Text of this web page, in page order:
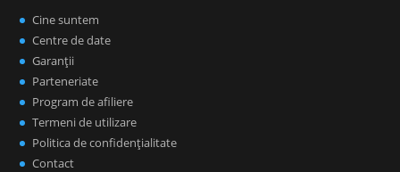
Cine suntem
Centre de date
Garanţii
Parteneriate
Program de afiliere
Termeni de utilizare
Politica de confidenţialitate
Contact